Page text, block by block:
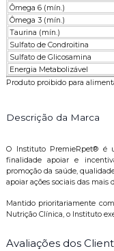
Ômega 6 (mín.)
Ômega 3 (mín.)
Taurina (mín.)
Sulfato de Condroitina
Sulfato de Glicosamina
Energia Metabolizável
Produto proibido para
Descrição da Marca
O Instituto PremieRpet® é
finalidade apoiar e
promoção da saúde,
apoiar ações sociais das mais
Mantido prioritariamente
Nutrição Clínica, o Instituto
Avaliações dos